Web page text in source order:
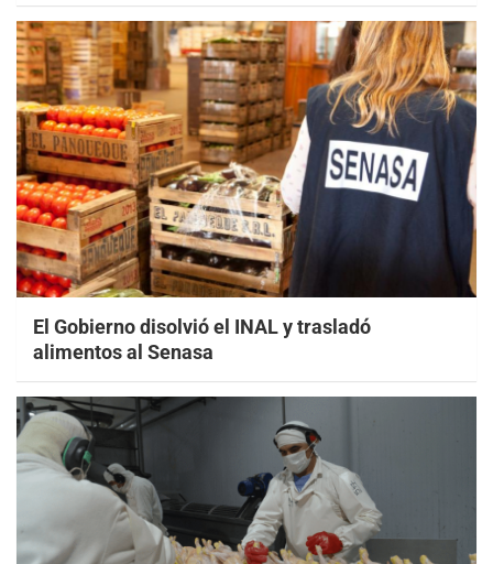
El Gobierno disolvió el INAL y trasladó
alimentos al Senasa